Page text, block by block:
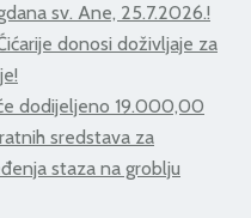
sv. Ane, 25.7.2026.!
donosi doživljaje za
dodijeljeno 19.000,00
sredstava za
staza na groblju